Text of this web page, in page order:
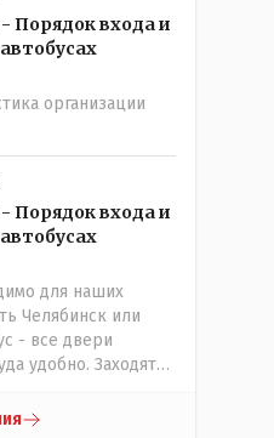
писать "как
Редакторская
уже ниче не
Порядок входа и
организации
Порядок входа и
для наших
Челябинск или
- все двери
удобно. Заходят
либо кондуктор